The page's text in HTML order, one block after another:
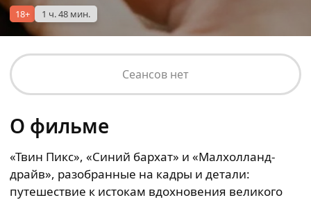
18+ 1 ч. 48 мин.
Сеансов нет
О фильме
«Твин Пикс», «Синий бархат» и «Малхолланд-
драйв», разобранные на кадры и детали:
путешествие к истокам вдохновения великого